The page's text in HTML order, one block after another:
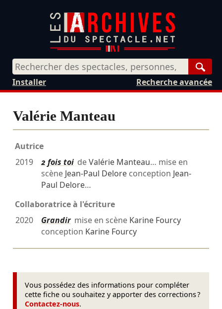
Recherche avancée
Installer
Valérie Manteau
Autrice
2019
2 fois toideValérie Manteau… mise en
scène Jean-Paul Deloreconception Jean-
Paul Delore…
Collaboratrice à l'écriture
2020
Grandirmise en scène Karine Fourcy
conception Karine Fourcy
Vous possédez des informations pour compléter
cette fiche ou souhaitez y apporter des corrections ?
Contactez-nous.